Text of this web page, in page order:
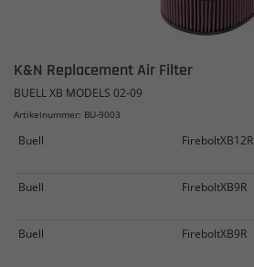
K&N Replacement Air Filter
BUELL XB MODELS 02-09
Artikelnummer: BU-9003
Buell FireboltXB12R
Buell
FireboltXB9R
Buell
FireboltXB9R